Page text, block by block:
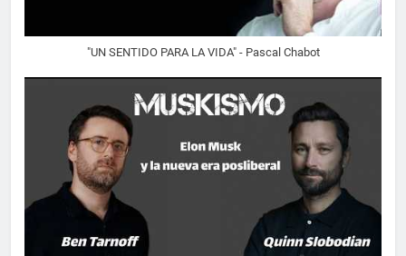
"UN SENTIDO PARA LA VIDA" - Pascal Chabot